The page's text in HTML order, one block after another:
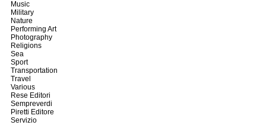
Music
Military
Nature
Performing Art
Photography
Religions
Sea
Sport
Transportation
Travel
Various
Rese Editori
Sempreverdi
Piretti Editore
Servizio